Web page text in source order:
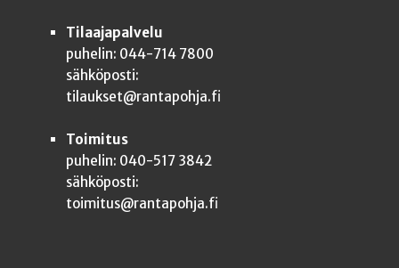
Tilaajapalvelu
puhelin: 044-714 7800
sähköposti:
tilaukset@rantapohja.fi
Toimitus
puhelin: 040-517 3842
sähköposti:
toimitus@rantapohja.fi